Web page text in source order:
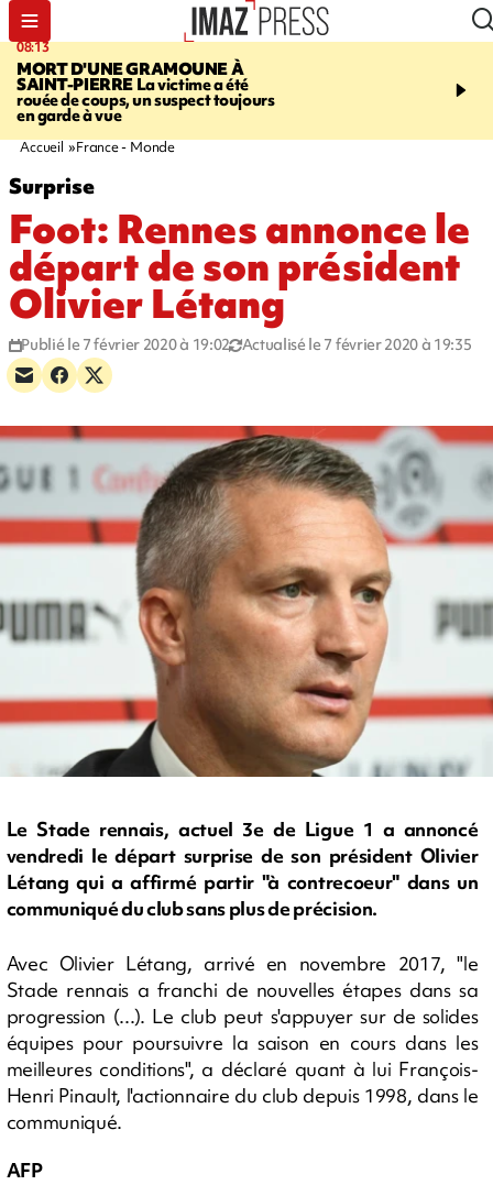
08:13
MORT D'UNE GRAMOUNE À
SAINT-PIERRELa victime a été
rouée de coups, un suspect toujours
en garde à vue
10:13
cycliste évacué en
après une collision
Accueil France - Monde
Surprise
Foot: Rennes annonce le
départ de son président
Olivier Létang
Publié le 7 février 2020 à 19:02 Actualisé le 7 février 2020 à 19:35
Le Stade rennais, actuel 3e de Ligue 1 a annoncé
vendredi le départ surprise de son président Olivier
Létang qui a affirmé partir "à contrecoeur" dans un
communiqué du club sans plus de précision.
Avec Olivier Létang, arrivé en novembre 2017, "le
Stade rennais a franchi de nouvelles étapes dans sa
progression (...). Le club peut s'appuyer sur de solides
équipes pour poursuivre la saison en cours dans les
meilleures conditions", a déclaré quant à lui François-
Henri Pinault, l'actionnaire du club depuis 1998, dans le
communiqué.
AFP